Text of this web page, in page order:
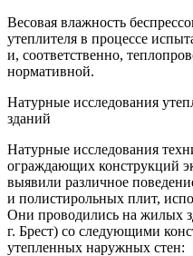
Весовая влажность
утеплителя в процессе
и, соответственно,
нормативной.
Натурные исследования
зданий
Натурные исследования
ограждающих конструкций
выявили различное
и полистирольных плит,
Они проводились на жилых
г. Брест) со следующими
утепленных наружных стен: